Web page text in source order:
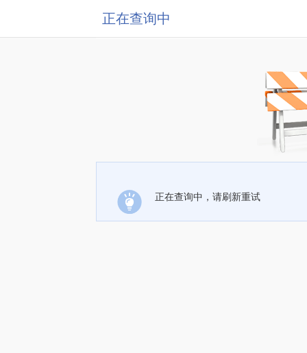
正在查询中
正在查询中，请刷新重试